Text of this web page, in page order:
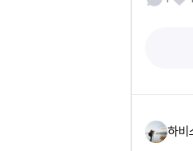
하비